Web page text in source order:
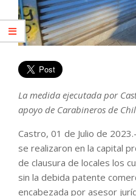
La medida ejecutada por
apoyo de Carabineros de
Castro, 01 de Julio de
se realizaron en la capital
de clausura de locales los
sin la debida patente
encabezada por asesor